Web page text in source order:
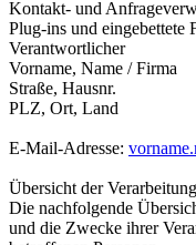
Kontakt- und
Plug-ins und eingebettete
Verantwortlicher
Vorname, Name / Firma
Straße, Hausnr.
PLZ, Ort, Land
E-Mail-Adresse:
Übersicht der
Die nachfolgende
und die Zwecke ihrer